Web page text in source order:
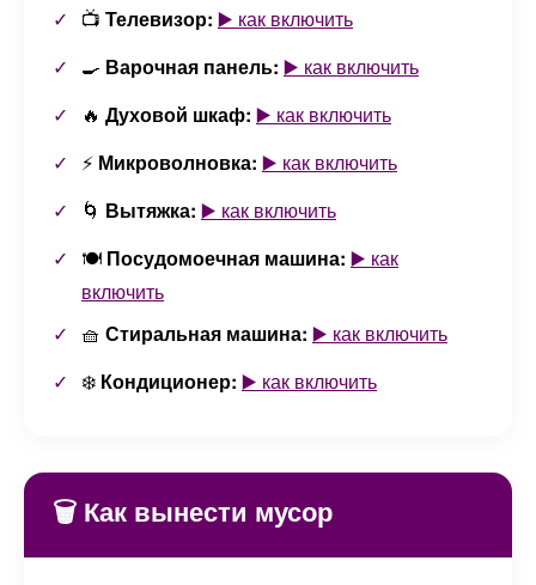
📺 Телевизор: ▶️ как включить
🍳 Варочная панель: ▶️ как включить
🔥 Духовой шкаф: ▶️ как включить
⚡ Микроволновка: ▶️ как включить
🌀 Вытяжка: ▶️ как включить
🍽️ Посудомоечная машина: ▶️ как
включить
🧺 Стиральная машина: ▶️ как включить
❄️ Кондиционер: ▶️ как включить
🗑️ Как вынести мусор